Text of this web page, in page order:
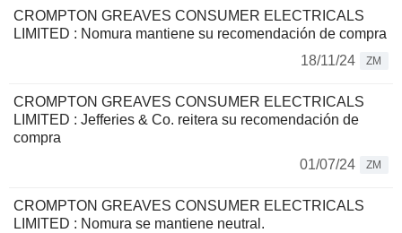
CROMPTON GREAVES CONSUMER ELECTRICALS
LIMITED : Nomura mantiene su recomendación de compra
18/11/24
ZM
CROMPTON GREAVES CONSUMER ELECTRICALS
LIMITED : Jefferies & Co. reitera su recomendación de
compra
01/07/24
ZM
CROMPTON GREAVES CONSUMER ELECTRICALS
LIMITED : Nomura se mantiene neutral.